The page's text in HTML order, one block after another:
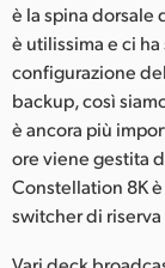
è la spina dorsale
è utilissima e ci
configurazione
backup, così
è ancora più
ore viene gestita
Constellation 8K
switcher di